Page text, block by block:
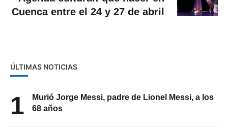
Cuenca entre el 24 y 27 de abril
ÚLTIMAS NOTICIAS
1
Murió Jorge Messi, padre de Lionel Messi, a los
68 años